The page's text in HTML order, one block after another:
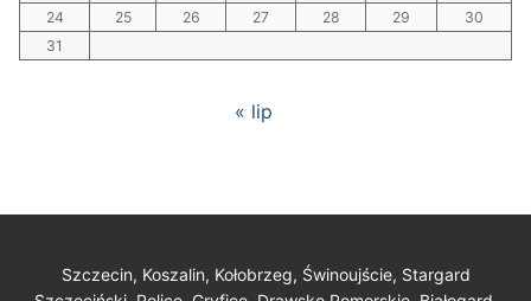
24
25 26 27 28 29
30
31
« lip
Szczecin, Koszalin, Kołobrzeg, Świnoujście, Stargard